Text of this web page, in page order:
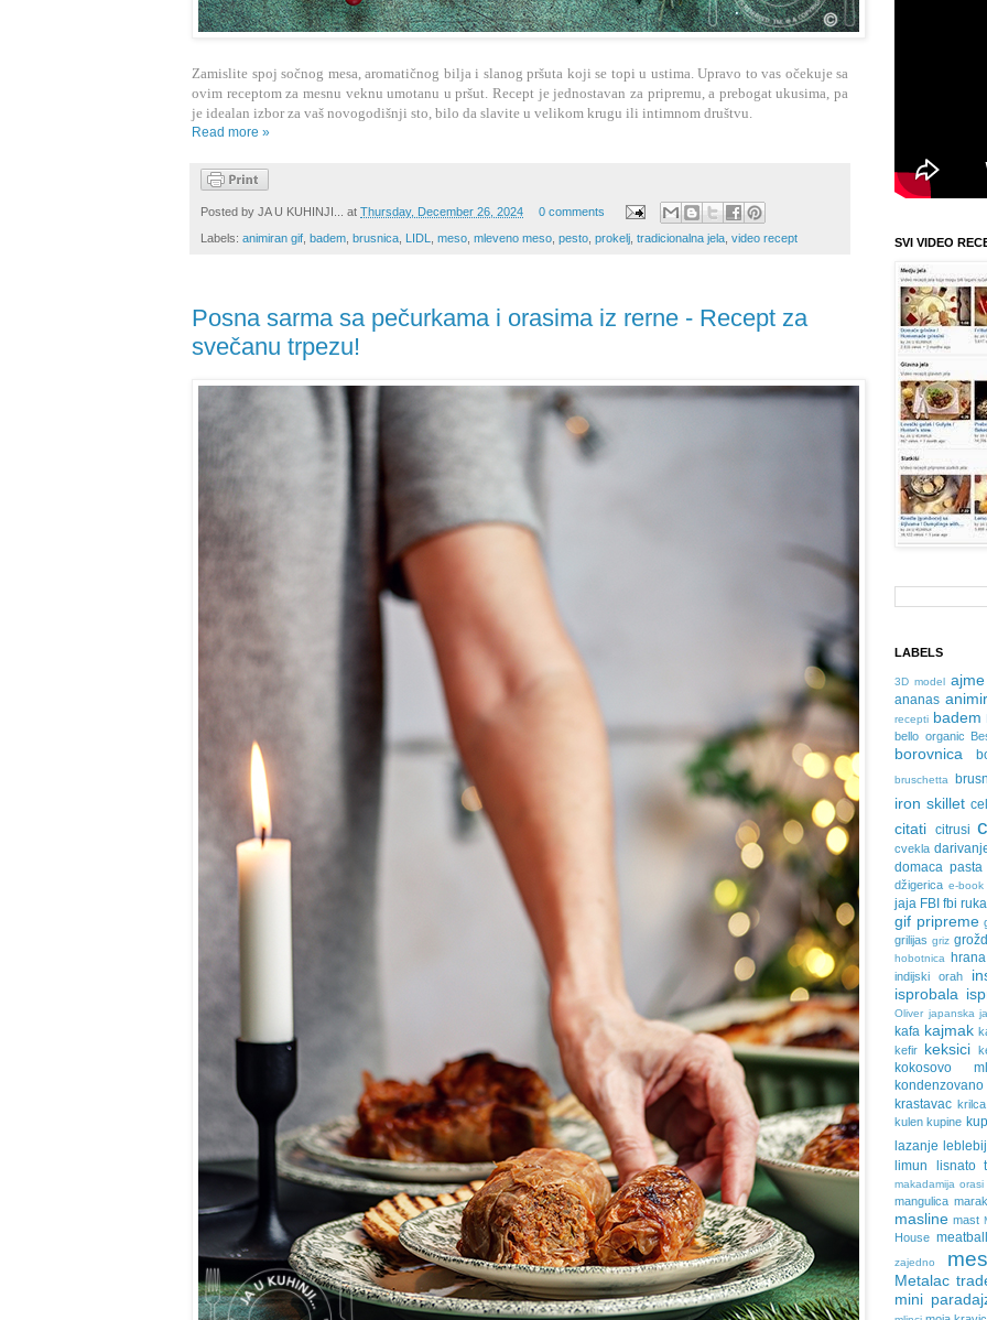
Zamislite spoj sočnog mesa, aromatičnog bilja i slanog pršuta koji se topi u ustima. Upravo to vas očekuje sa
ovim receptom za mesnu veknu umotanu u pršut. Recept je jednostavan za pripremu, a prebogat ukusima, pa
je idealan izbor za vaš novogodišnji sto, bilo da slavite u velikom krugu ili intimnom društvu.
Read more »
Posted by JA U KUHINJI... at Thursday, December 26, 2024 0 comments
Labels: animiran gif badem brusnica LIDL meso mleveno meso pesto prokelj tradicionalna jela video recept
Posna sarma sa pečurkama i orasima iz rerne - Recept za
svečanu trpezu!
SVI VIDEO
LABELS
3D model
ananas
recepti badem
bello organic
borovnica
bruschetta
iron skillet
citati citrusi
cvekla
domaca pasta
džigerica e-book
jaja FBI fbi
gif pripreme
grilijas griz
hobotnica
indijski orah
isprobala
Oliver japanska
kafa kajmak
kefir keksici
kokosovo
krastavac krilca
kulen kupine
lazanje
limun
lisnato
makadamija orasi
mangulica
masline mast
House
zajedno
Metalac
mini